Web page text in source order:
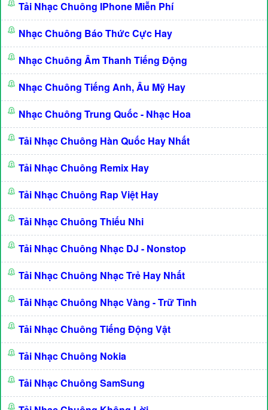
Tải Nhạc Chuông IPhone Miễn Phí
Nhạc Chuông Báo Thức Cực Hay
Nhạc Chuông Âm Thanh Tiếng Động
Nhạc Chuông Tiếng Anh, Âu Mỹ Hay
Nhạc Chuông Trung Quốc - Nhạc Hoa
Tải Nhạc Chuông Hàn Quốc Hay Nhất
Tải Nhạc Chuông Remix Hay
Tải Nhạc Chuông Rap Việt Hay
Tải Nhạc Chuông Thiếu Nhi
Tải Nhạc Chuông Nhạc DJ - Nonstop
Tải Nhạc Chuông Nhạc Trẻ Hay Nhất
Tải Nhạc Chuông Nhạc Vàng - Trữ Tình
Tải Nhạc Chuông Tiếng Động Vật
Tải Nhạc Chuông Nokia
Tải Nhạc Chuông SamSung